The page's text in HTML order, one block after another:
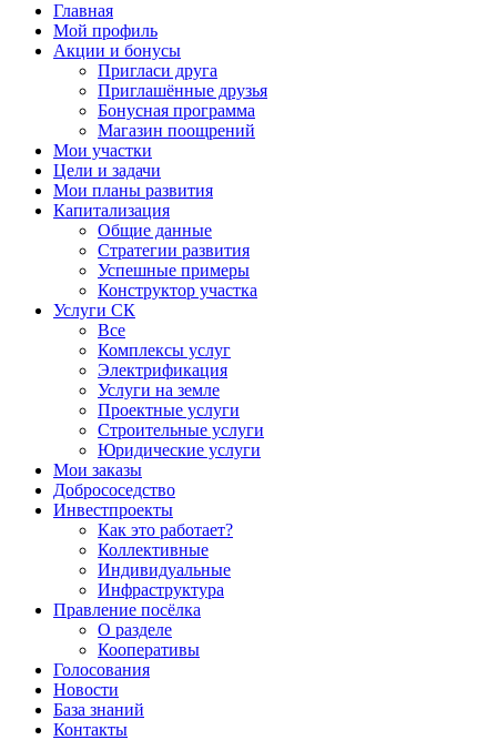
Главная
Мой профиль
Акции и бонусы
Пригласи друга
Приглашённые друзья
Бонусная программа
Магазин поощрений
Мои участки
Цели и задачи
Мои планы развития
Капитализация
Общие данные
Стратегии развития
Успешные примеры
Конструктор участка
Услуги СК
Все
Комплексы услуг
Электрификация
Услуги на земле
Проектные услуги
Строительные услуги
Юридические услуги
Мои заказы
Добрососедство
Инвестпроекты
Как это работает?
Коллективные
Индивидуальные
Инфраструктура
Правление посёлка
О разделе
Кооперативы
Голосования
Новости
База знаний
Контакты